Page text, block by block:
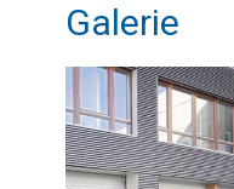
Galerie